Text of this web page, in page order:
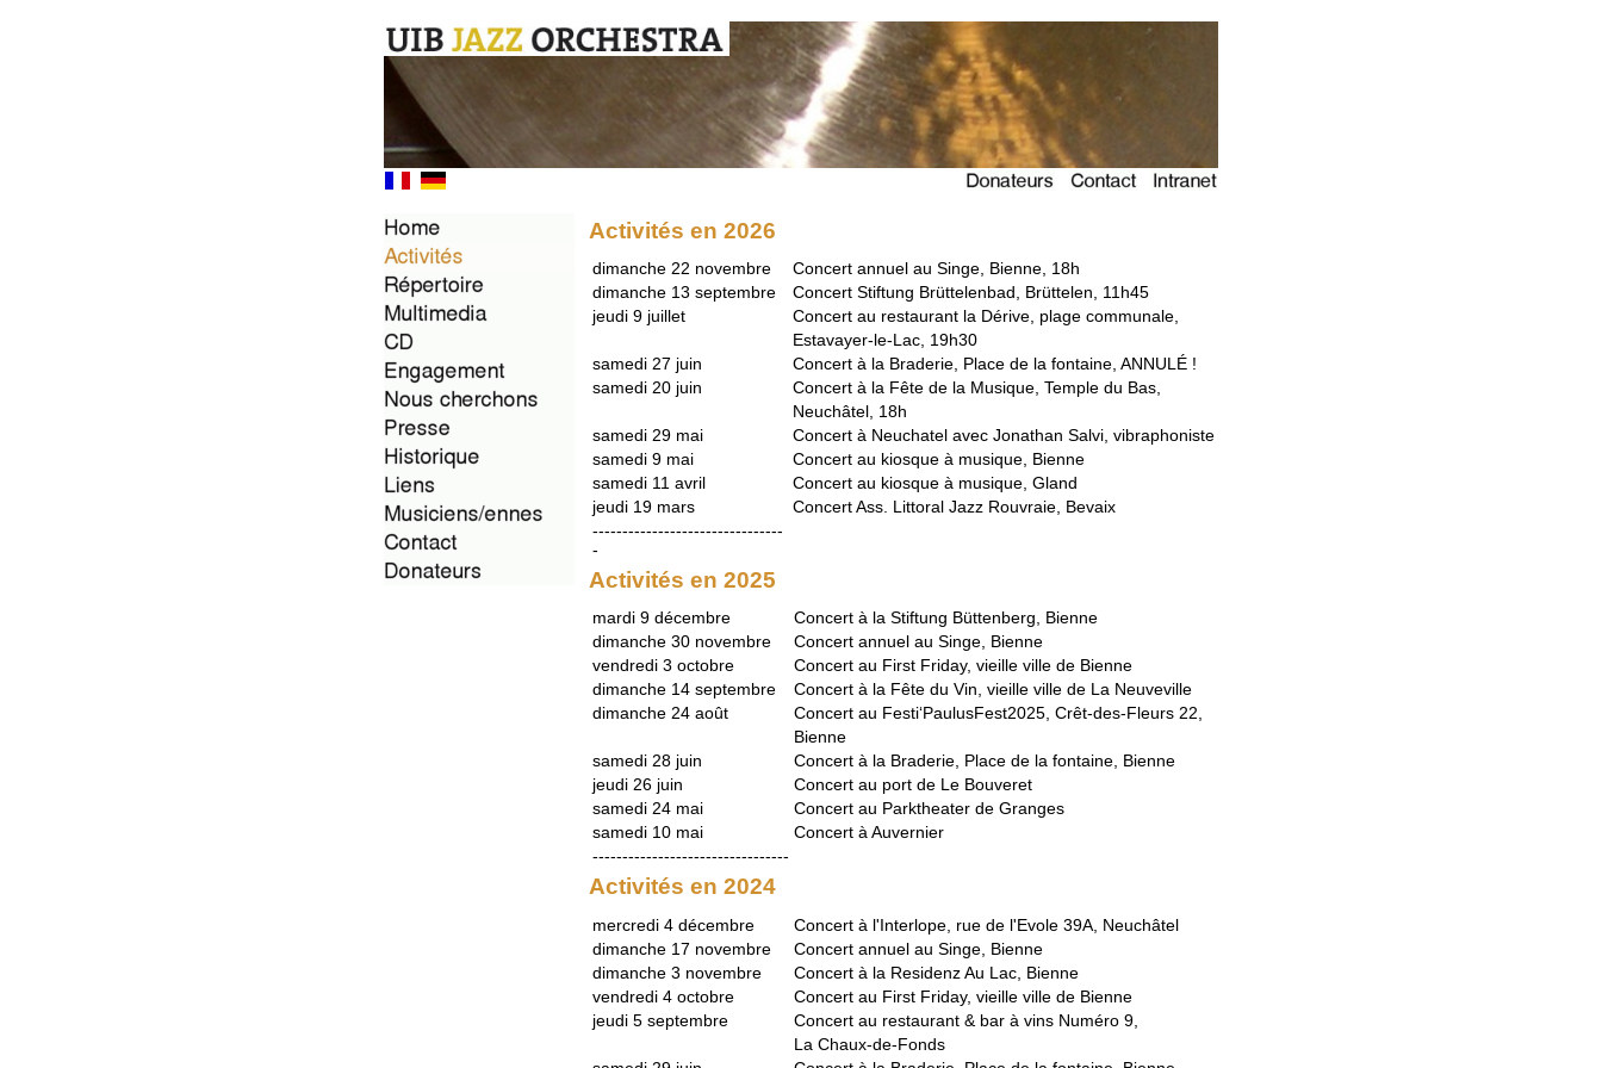
Activités en 2026
dimanche 22 novembre
Concert annuel au Singe, Bienne, 18h
dimanche 13 septembre
Concert Stiftung Brüttelenbad, Brüttelen, 11h45
jeudi 9 juillet
Concert au restaurant la Dérive, plage communale,
Estavayer-le-Lac, 19h30
samedi 27 juin
Concert à la Braderie, Place de la fontaine, ANNULÉ !
samedi 20 juin
Concert à la Fête de la Musique, Temple du Bas,
Neuchâtel, 18h
samedi 29 mai
Concert à Neuchatel avec Jonathan Salvi, vibraphoniste
samedi 9 mai
Concert au kiosque à musique, Bienne
samedi 11 avril
Concert au kiosque à musique, Gland
jeudi 19 mars
Concert Ass. Littoral Jazz Rouvraie, Bevaix
--------------------------------
-
Activités en 2025
mardi 9 décembre
Concert à la Stiftung Büttenberg, Bienne
dimanche 30 novembre
Concert annuel au Singe, Bienne
vendredi 3 octobre
Concert au First Friday, vieille ville de Bienne
dimanche 14 septembre
Concert à la Fête du Vin, vieille ville de La Neuveville
dimanche 24 août
Concert au Festi‘PaulusFest2025, Crêt-des-Fleurs 22,
Bienne
samedi 28 juin
Concert à la Braderie, Place de la fontaine, Bienne
jeudi 26 juin
Concert au port de Le Bouveret
samedi 24 mai
Concert au Parktheater de Granges
samedi 10 mai
Concert à Auvernier
---------------------------------
Activités en 2024
mercredi 4 décembre
Concert à l'Interlope, rue de l'Evole 39A, Neuchâtel
dimanche 17 novembre
Concert annuel au Singe, Bienne
dimanche 3 novembre
Concert à la Residenz Au Lac, Bienne
vendredi 4 octobre
Concert au First Friday, vieille ville de Bienne
jeudi 5 septembre
Concert au restaurant & bar à vins Numéro 9,
La Chaux-de-Fonds